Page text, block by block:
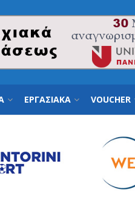
ΕΡΓΑΣΙΑΚΑ VOUCHER